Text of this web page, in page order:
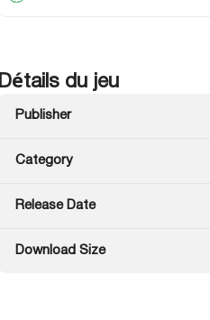
Détails du jeu
Publisher
Category
Release Date
Download Size